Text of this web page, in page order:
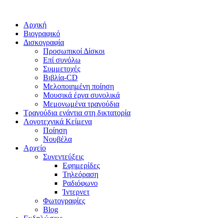
Close
Menu
Αρχική
Βιογραφικό
Δισκογραφία
Προσωπικοί Δίσκοι
Επί συνόλω
Συμμετοχές
Βιβλία-CD
Μελοποιημένη ποίηση
Μουσικά έργα συνολικά
Μεμονωμένα τραγούδια
Τραγούδια ενάντια στη δικτατορία
Λογοτεχνικά Κείμενα
Ποίηση
Νουβέλα
Αρχείο
Συνεντεύξεις
Εφημερίδες
Τηλεόραση
Ραδιόφωνο
Ίντερνετ
Φωτογραφίες
Blog